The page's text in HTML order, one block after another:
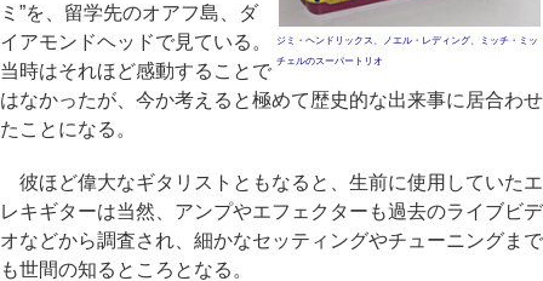
ジミ・ヘンドリックス、ノエル・レディング、ミッチ・ミッ
チェルのスーパートリオ
ミ”を、留学先のオアフ島、ダ
イアモンドヘッドで見ている。
当時はそれほど感動することで
はなかったが、今か考えると極めて歴史的な出来事に居合わせ
たことになる。
彼ほど偉大なギタリストともなると、生前に使用していたエ
レキギターは当然、アンプやエフェクターも過去のライブビデ
オなどから調査され、細かなセッティングやチューニングまで
も世間の知るところとなる。